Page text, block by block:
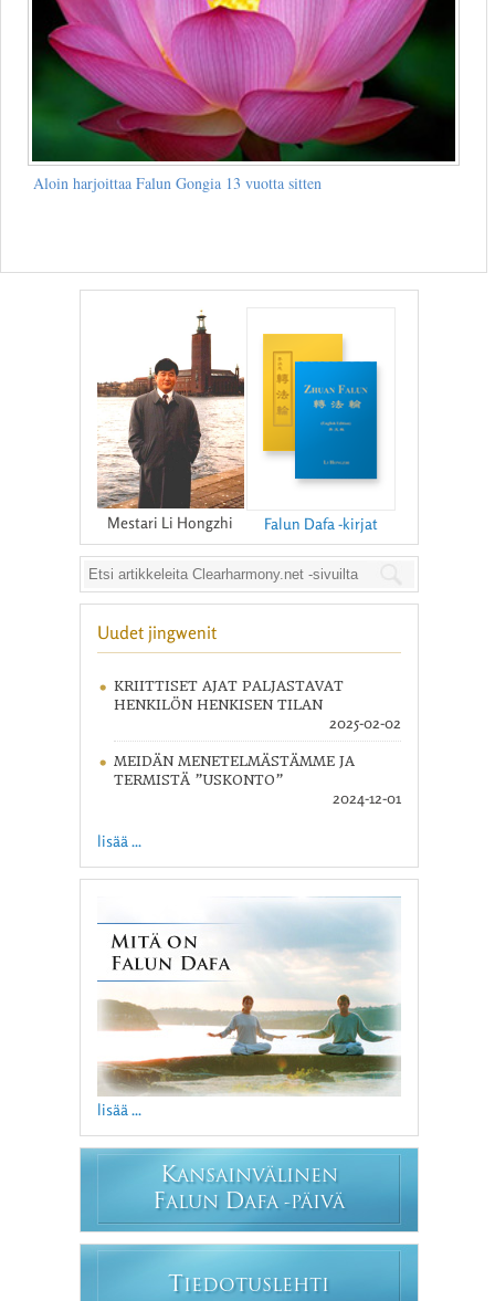
Aloin harjoittaa Falun Gongia 13 vuotta sitten
Mestari Li Hongzhi Falun Dafa -kirjat
Uudet jingwenit
KRIITTISET AJAT PALJASTAVAT
HENKILÖN HENKISEN TILAN
2025-02-02
MEIDÄN MENETELMÄSTÄMME JA
TERMISTÄ ”USKONTO”
2024-12-01
lisää ...
lisää ...
KANSAINVÄLINEN
FALUN DAFA -PÄIVÄ
T IEDOTUSLEHTI